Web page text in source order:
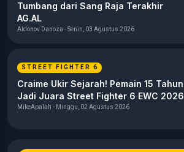
Tumbang dari Sang Raja Terakhir
AG.AL
Aldonov Danoza - Senin, 03 Agustus 2026
STREET FIGHTER 6
Craime Ukir Sejarah! Pemain 15 Tahun
Jadi Juara Street Fighter 6 EWC 2026
MikeApalah - Minggu, 02 Agustus 2026